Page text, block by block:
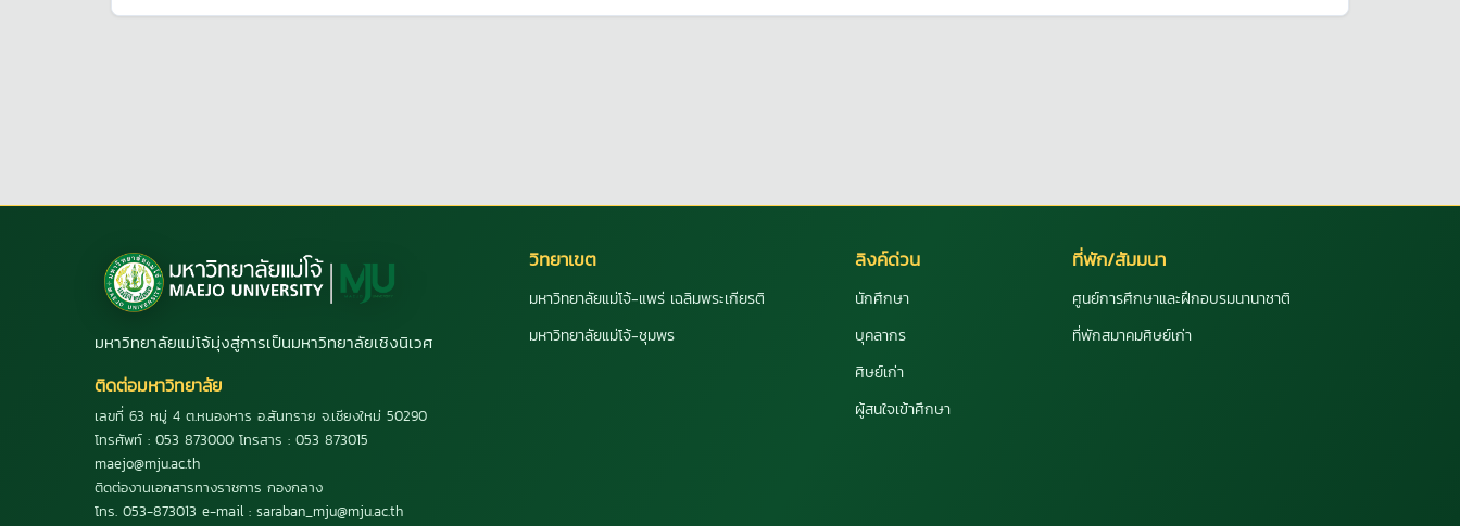
มหาวิทยาลัยแม่โจ้มุ่งสู่การเป็นมหาวิทยาลัยเชิงนิเวศ
ติดต่อมหาวิทยาลัย
เลขที่ 63 หมู่ 4 ต.หนองหาร อ.สันทราย จ.เชียงใหม่ 50290
โทรศัพท์ : 053 873000 โทรสาร : 053 873015
maejo@mju.ac.th
ติดต่องานเอกสารทางราชการ กองกลาง
โทร. 053-873013 e-mail : saraban_mju@mju.ac.th
วิทยาเขต
มหาวิทยาลัยแม่โจ้-แพร่ เฉลิมพระเกียรติ
มหาวิทยาลัยแม่โจ้-ชุมพร
ลิงค์ด่วน
นักศึกษา
บุคลากร
ศิษย์เก่า
ผู้สนใจเข้าศึกษา
ที่พัก/สัมมนา
ศูนย์การศึกษาและฝึกอบรมนานาชาติ
ที่พักสมาคมศิษย์เก่า